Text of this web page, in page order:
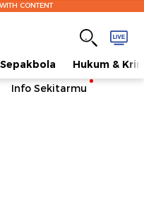
CONTENT
Sepakbola
Hukum &
Info Sekitarmu